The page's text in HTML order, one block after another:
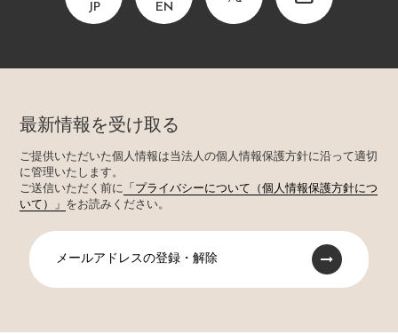
JP EN
最新情報を受け取る
ご提供いただいた個人情報は当法人の個人情報保護方針に沿って適切
に管理いたします。
ご送信いただく前に
「プライバシーについて（個人情報保護方針につ
いて）」 をお読みください。
メールアドレスの登録・解除